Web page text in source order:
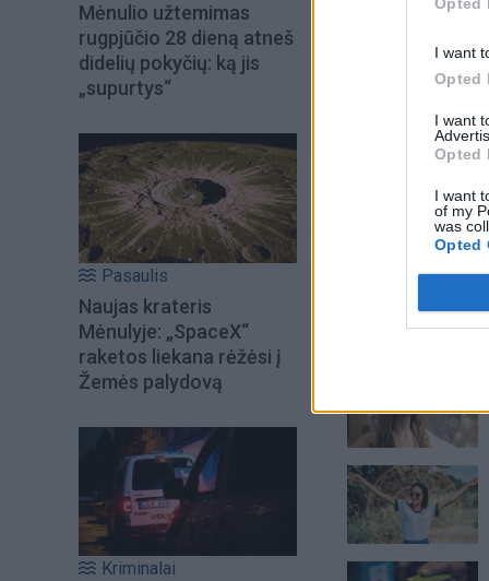
I want
Opted
I want
Opted
I want
of my
was
Opted
Mėnulio užtemimas
rugpjūčio 28 dieną atneš
didelių pokyčių: ką jis
„supurtys“
Pasaulis
Naujas krateris
Mėnulyje: „SpaceX“
raketos liekana rėžėsi į
Žemės palydovą
Kriminalai
Į Klaipėdą iš
Kučinskienė
Šiuo metu